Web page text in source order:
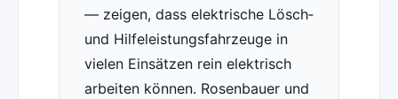
— zeigen, dass elektrische Lösch‑
und Hilfeleistungsfahrzeuge in
vielen Einsätzen rein elektrisch
arbeiten können. Rosenbauer und